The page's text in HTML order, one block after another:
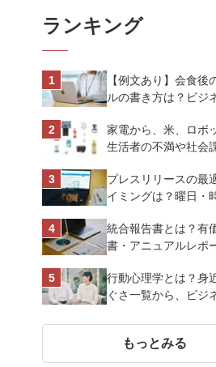
ランキング
【例文あり】会食後
ルの書き方は？ビジ
トを解説
家電から、米、ロボ
生活者の不満や社会
スオーヤマ株式会社
プレスリリースの最
イミングは？曜日・
化させよう
統合報告書とは？有
書・アニュアルレポ
行動心理学とは？身
ぐさ一覧から、ビジ
もっとみる